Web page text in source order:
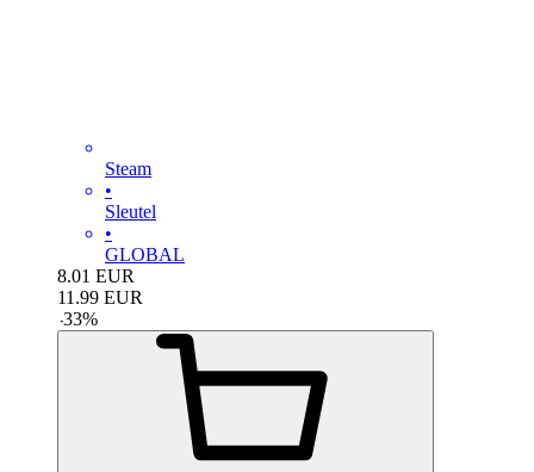
Steam
•
Sleutel
•
GLOBAL
8.01 EUR
11.99 EUR
-33%